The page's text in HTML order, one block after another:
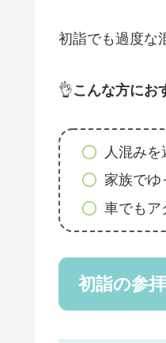
初詣でも過度な
👌こんな方にお
人混み
家族でゆ
車でもア
初詣の参